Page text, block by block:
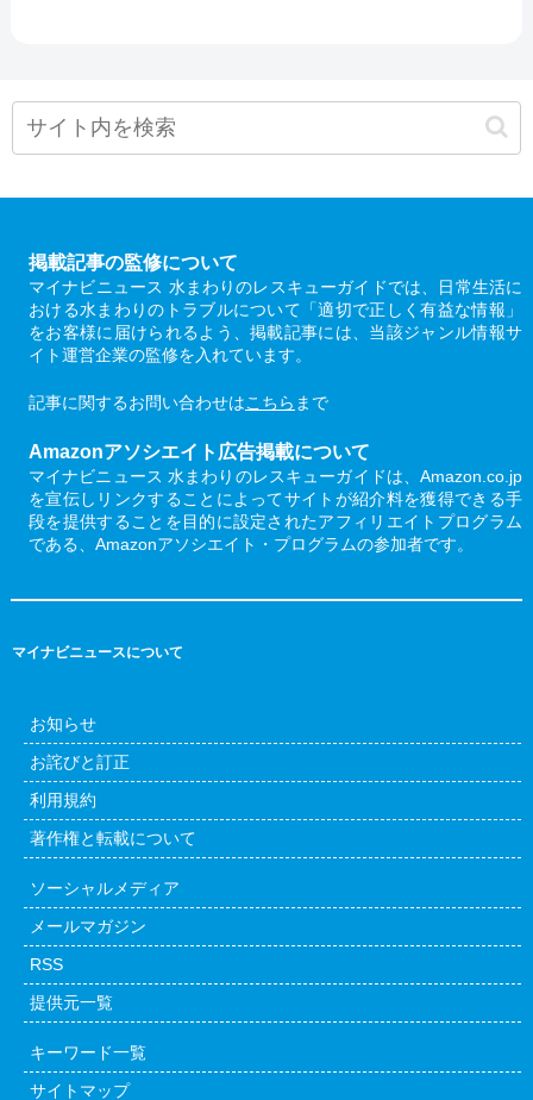
掲載記事の監修について
マイナビニュース 水まわりのレスキューガイドでは、日常生活に
おける水まわりのトラブルについて「適切で正しく有益な情報」
をお客様に届けられるよう、掲載記事には、当該ジャンル情報サ
イト運営企業の監修を入れています。
記事に関するお問い合わせはこちら まで
Amazonアソシエイト広告掲載について
マイナビニュース 水まわりのレスキューガイドは、Amazon.co.jp
を宣伝しリンクすることによってサイトが紹介料を獲得できる手
段を提供することを目的に設定されたアフィリエイトプログラム
である、Amazonアソシエイト・プログラムの参加者です。
マイナビニュースについて
お知らせ
お詫びと訂正
利用規約
著作権と転載について
ソーシャルメディア
メールマガジン
RSS
提供元一覧
キーワード一覧
サイトマップ